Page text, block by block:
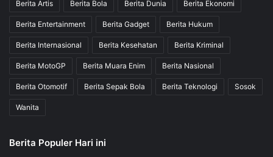
Berita Artis Berita Bola Berita Dunia Berita Ekonomi
Berita Entertainment Berita Gadget Berita Hukum
Berita Internasional Berita Kesehatan Berita Kriminal
Berita MotoGP Berita Muara Enim Berita Nasional
Berita Otomotif Berita Sepak Bola Berita Teknologi Sosok
Wanita
Berita Populer Hari ini